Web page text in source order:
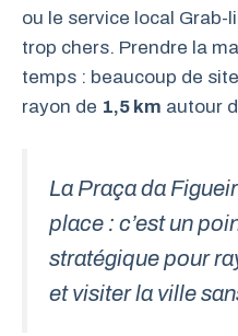
ou le service local Grab-
trop chers. Prendre la
temps : beaucoup de
rayon de 1,5 km autour
La Praça da
place : c’est un
stratégique pour
et visiter la ville